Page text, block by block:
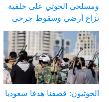
ومسلحي الحوثي على خلفية
نزاع أرضي وسقوط جرحى
الحوثيون: قصفنا هدفا سعوديا